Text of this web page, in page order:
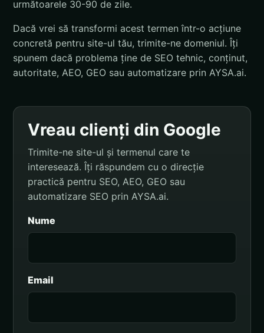
următoarele 30-90 de zile.
Dacă vrei să transformi acest termen într-o acțiune
concretă pentru site-ul tău, trimite-ne domeniul. Îți
spunem dacă problema ține de SEO tehnic, conținut,
autoritate, AEO, GEO sau automatizare prin AYSA.ai.
Vreau clienți din Google
Trimite-ne site-ul și termenul care te
interesează. Îți răspundem cu o direcție
practică pentru SEO, AEO, GEO sau
automatizare SEO prin AYSA.ai.
Nume
Email